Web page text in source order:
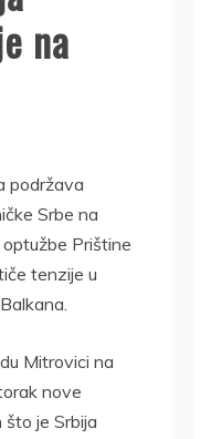
na
podržava
Srbe na
Prištine
tenzije u
Mitrovici na
nove
je Srbija